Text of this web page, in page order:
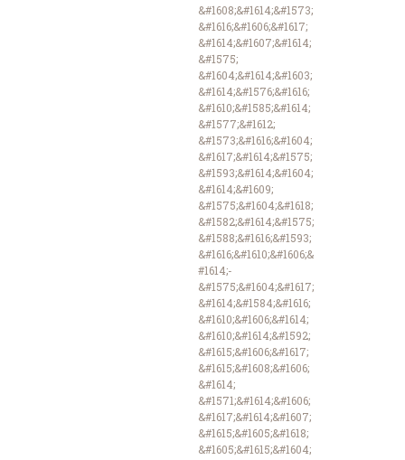
&#1608;&#1614;&#1573;
&#1616;&#1606;&#1617;
&#1614;&#1607;&#1614;
&#1575;
&#1604;&#1614;&#1603;
&#1614;&#1576;&#1616;
&#1610;&#1585;&#1614;
&#1577;&#1612;
&#1573;&#1616;&#1604;
&#1617;&#1614;&#1575;
&#1593;&#1614;&#1604;
&#1614;&#1609;
&#1575;&#1604;&#1618;
&#1582;&#1614;&#1575;
&#1588;&#1616;&#1593;
&#1616;&#1610;&#1606;&
#1614;-
&#1575;&#1604;&#1617;
&#1614;&#1584;&#1616;
&#1610;&#1606;&#1614;
&#1610;&#1614;&#1592;
&#1615;&#1606;&#1617;
&#1615;&#1608;&#1606;
&#1614;
&#1571;&#1614;&#1606;
&#1617;&#1614;&#1607;
&#1615;&#1605;&#1618;
&#1605;&#1615;&#1604;